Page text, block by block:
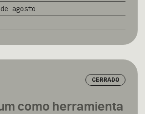
agosto
CERRADO
como herramienta